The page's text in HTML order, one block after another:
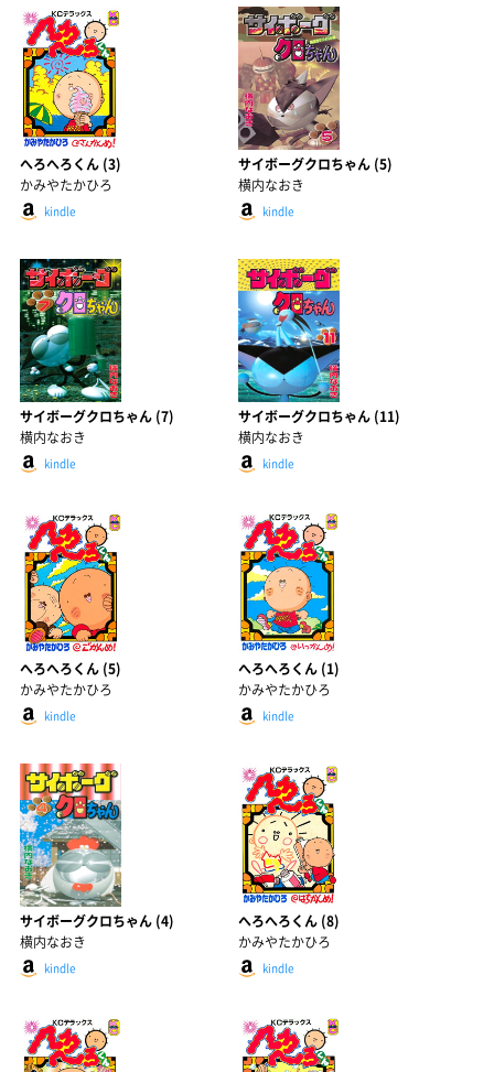
へろへろくん (3)
かみやたかひろ
kindle
サイボーグクロちゃん (5)
横内なおき
kindle
サイボーグクロちゃん (7)
横内なおき
kindle
サイボーグクロちゃん (11)
横内なおき
kindle
へろへろくん (5)
かみやたかひろ
kindle
へろへろくん (1)
かみやたかひろ
kindle
サイボーグクロちゃん (4)
横内なおき
kindle
へろへろくん (8)
かみやたかひろ
kindle